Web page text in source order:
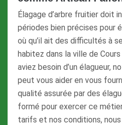
Élagage d’arbre fruitier doit
périodes bien précises pour
où qu’il ait des difficultés à
habitez dans la ville de
aviez besoin d’un élagueur,
peut vous aider en vous
qualité assurée par des
formé pour exercer ce
tarifs et nos conditions,